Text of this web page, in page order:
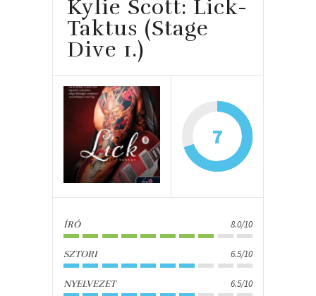
Kylie Scott: Lick-
Taktus (Stage
Dive 1.)
7
ÍRÓ 8.0/10
SZTORI 6.5/10
NYELVEZET 6.5/10